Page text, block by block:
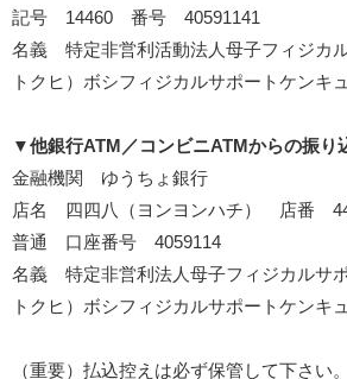
記号 14460 番号 40591141
名義 特定非営利活動法人母子フィジカ
トクヒ）ボシフィジカルサポートケンキ
▼他銀行ATM／コンビニATMからの振り
金融機関 ゆうちょ銀行
店名 四四八（ヨンヨンハチ） 店番
普通 口座番号 4059114
名義 特定非営利法人母子フィジカルサ
トクヒ）ボシフィジカルサポートケンキ
（重要）払込控えは必ず保管して下さい。